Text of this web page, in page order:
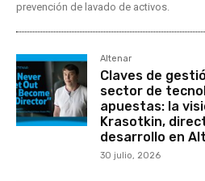
prevención de lavado de activos.
Altenar
Claves de
sector de
apuestas: la
Krasotkin,
desarrollo en
30 julio, 2026